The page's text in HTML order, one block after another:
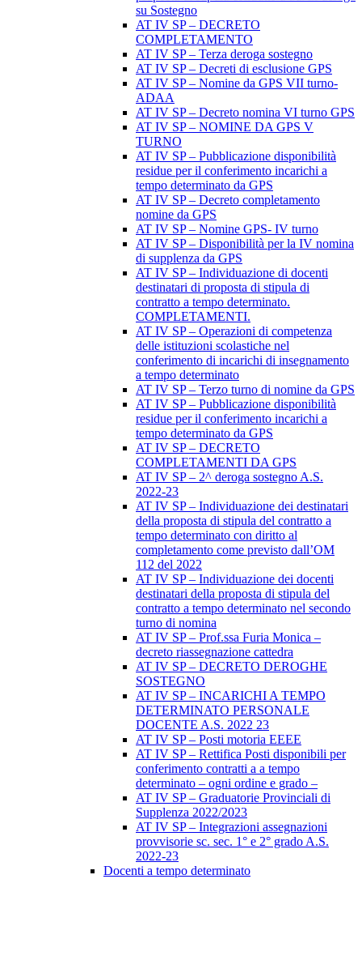
su Sostegno
AT IV SP – DECRETO
COMPLETAMENTO
AT IV SP – Terza deroga sostegno
AT IV SP – Decreti di esclusione GPS
AT IV SP – Nomine da GPS VII turno-
ADAA
AT IV SP – Decreto nomina VI turno GPS
AT IV SP – NOMINE DA GPS V
TURNO
AT IV SP – Pubblicazione disponibilità
residue per il conferimento incarichi a
tempo determinato da GPS
AT IV SP – Decreto completamento
nomine da GPS
AT IV SP – Nomine GPS- IV turno
AT IV SP – Disponibilità per la IV nomina
di supplenza da GPS
AT IV SP – Individuazione di docenti
destinatari di proposta di stipula di
contratto a tempo determinato.
COMPLETAMENTI.
AT IV SP – Operazioni di competenza
delle istituzioni scolastiche nel
conferimento di incarichi di insegnamento
a tempo determinato
AT IV SP – Terzo turno di nomine da GPS
AT IV SP – Pubblicazione disponibilità
residue per il conferimento incarichi a
tempo determinato da GPS
AT IV SP – DECRETO
COMPLETAMENTI DA GPS
AT IV SP – 2^ deroga sostegno A.S.
2022-23
AT IV SP – Individuazione dei destinatari
della proposta di stipula del contratto a
tempo determinato con diritto al
completamento come previsto dall’OM
112 del 2022
AT IV SP – Individuazione dei docenti
destinatari della proposta di stipula del
contratto a tempo determinato nel secondo
turno di nomina
AT IV SP – Prof.ssa Furia Monica –
decreto riassegnazione cattedra
AT IV SP – DECRETO DEROGHE
SOSTEGNO
AT IV SP – INCARICHI A TEMPO
DETERMINATO PERSONALE
DOCENTE A.S. 2022 23
AT IV SP – Posti motoria EEEE
AT IV SP – Rettifica Posti disponibili per
conferimento contratti a a tempo
determinato – ogni ordine e grado –
AT IV SP – Graduatorie Provinciali di
Supplenza 2022/2023
AT IV SP – Integrazioni assegnazioni
provvisorie sc. sec. 1° e 2° grado A.S.
2022-23
Docenti a tempo determinato